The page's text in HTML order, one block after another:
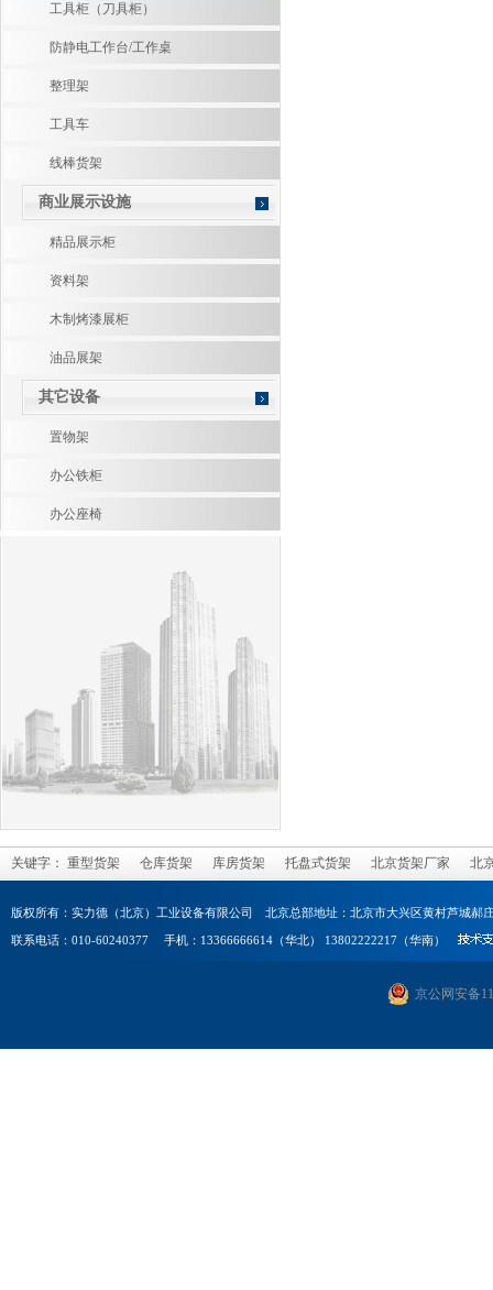
工具柜（刀具柜）
防静电工作台/工作桌
整理架
工具车
线棒货架
商业展示设施
精品展示柜
资料架
木制烤漆展柜
油品展架
其它设备
置物架
办公铁柜
办公座椅
关键字： 重型货架 仓库货架 库房货架 托盘式货架 北京货架厂家 北
版权所有：实力德（北京）工业设备有限公司 北京总部地址：北京市大兴区黄村芦城郝
联系电话：010-60240377 手机：13366666614（华北） 13802222217（华南）
京公网安备